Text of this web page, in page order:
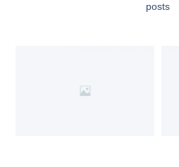
posts